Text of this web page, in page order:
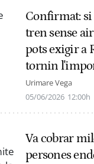
Confirmat: si
tren sense
pots exigir a
tornin
Urimare Vega
05/06/2026 12:00h
Va cobrar
persones